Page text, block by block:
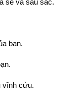
sẻ và sâu sắc.
bạn.
vĩnh cửu.